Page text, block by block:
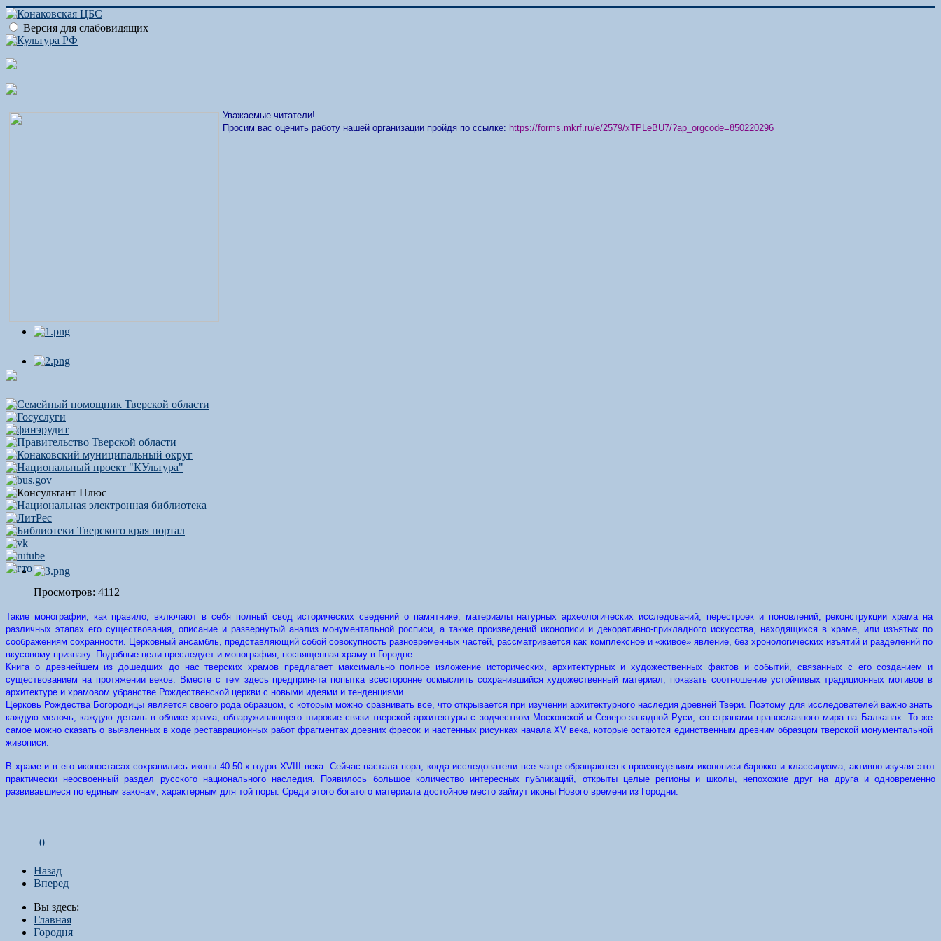
Версия для слабовидящих
Уважаемые читатели!
Просим вас оценить работу нашей организации пройдя по ссылке: https://forms.mkrf.ru/e/2579/xTPLeBU7/?ap_orgcode=850220296
Просмотров: 4112
Такие монографии, как правило, включают в себя полный свод исторических сведений о памятнике, материалы натурных археологических исследований, перестроек и поновлений, реконструкции храма на
различных этапах его существования, описание и развернутый анализ монументальной росписи, а также произведений иконописи и декоративно-прикладного искусства, находящихся в храме, или изъятых по
соображениям сохранности. Церковный ансамбль, представляющий собой совокупность разновременных частей, рассматривается как комплексное и «живое» явление, без хронологических изъятий и разделений по
вкусовому признаку. Подобные цели преследует и монография, посвященная храму в Городне.
Книга о древнейшем из дошедших до нас тверских храмов предлагает максимально полное изложение исторических, архитектурных и художественных фактов и событий, связанных с его созданием и
существованием на протяжении веков. Вместе с тем здесь предпринята попытка всесторонне осмыслить сохранившийся художественный материал, показать соотношение устойчивых традиционных мотивов в
архитектуре и храмовом убранстве Рождественской церкви с новыми идеями и тенденциями.
Церковь Рождества Богородицы является своего рода образцом, с которым можно сравнивать все, что открывается при изучении архитектурного наследия древней Твери. Поэтому для исследователей важно знать
каждую мелочь, каждую деталь в облике храма, обнаруживающего широкие связи тверской архитектуры с зодчеством Московской и Северо-западной Руси, со странами православного мира на Балканах. То же
самое можно сказать о выявленных в ходе реставрационных работ фрагментах древних фресок и настенных рисунках начала XV века, которые остаются единственным древним образцом тверской монументальной
живописи.
В храме и в его иконостасах сохранились иконы 40-50-х годов XVIII века. Сейчас настала пора, когда исследователи все чаще обращаются к произведениям иконописи барокко и классицизма, активно изучая этот
практически неосвоенный раздел русского национального наследия. Появилось большое количество интересных публикаций, открыты целые регионы и школы, непохожие друг на друга и одновременно
развивавшиеся по единым законам, характерным для той поры. Среди этого богатого материала достойное место займут иконы Нового времени из Городни.
0
Назад
Вперед
Вы здесь:
Главная
Городня